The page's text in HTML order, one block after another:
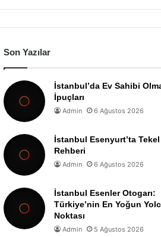
Son Yazılar
İstanbul’da Ev Sahibi
İpuçları
Admin 6 Ağustos 2026
İstanbul Esenyurt’ta
Rehberi
Admin 6 Ağustos 2026
İstanbul Esenler Otogarı:
Türkiye’nin En Yoğun
Noktası
Admin 5 Ağustos 2026